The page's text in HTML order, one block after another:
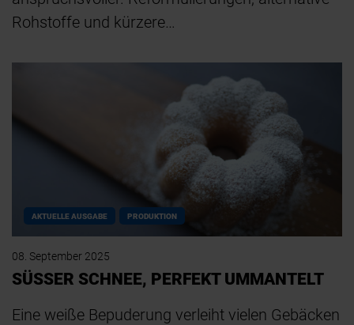
Rohstoffe und kürzere…
AKTUELLE AUSGABE PRODUKTION
08. September 2025
SÜSSER SCHNEE, PERFEKT UMMANTELT
Eine weiße Bepuderung verleiht vielen Gebäcken